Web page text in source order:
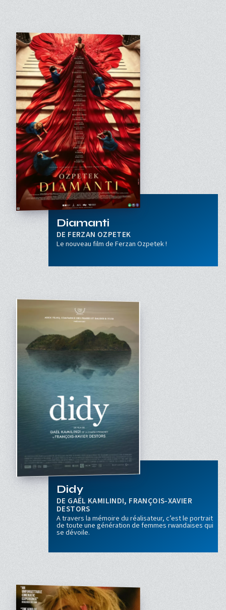
Diamanti
FERZAN OZPETEK
Le nouveau film de Ferzan Ozpetek !
Didy
GAËL KAMILINDI, FRANÇOIS-XAVIER
DESTORS
A travers la mémoire du réalisateur, c’est le portrait
de toute une génération de femmes rwandaises qui
se dévoile.